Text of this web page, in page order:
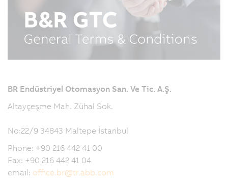
BR Endüstriyel Otomasyon San. Ve Tic. A.Ş.
Altayçeşme Mah. Zühal Sok.
No:22/9 34843 Maltepe İstanbul
Phone: +90 216 442 41 00
Fax: +90 216 442 41 04
email: office.br@tr.abb.com